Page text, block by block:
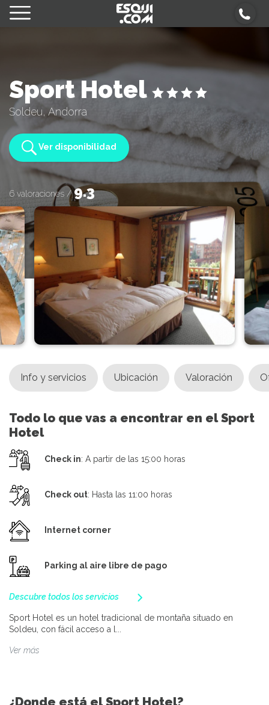
Sport Hotel
Soldeu, Andorra
Ver disponibilidad
6 valoraciones /9.3
Info y servicios Ubicación Valoración
Todo lo que vas a encontrar en el Sport
Hotel
Check in: A partir de las 15:00 horas
Check out: Hasta las 11:00 horas
Internet corner
Parking al aire libre de pago
Descubre todos los servicios
Sport Hotel es un hotel tradicional de montaña situado en
Soldeu, con fácil acceso a l...
Ver más
¿Donde está el Sport Hotel?